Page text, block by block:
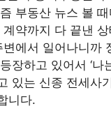
부동산 뉴스 볼
약까지 다 끝낸
변에서 일어나니까
장하고 있어서 ‘
있는 신종 전세사
니다.